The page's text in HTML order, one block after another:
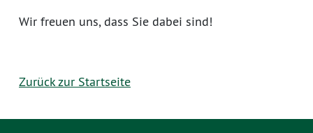
Wir freuen uns, dass Sie dabei sind!
Zurück zur Startseite